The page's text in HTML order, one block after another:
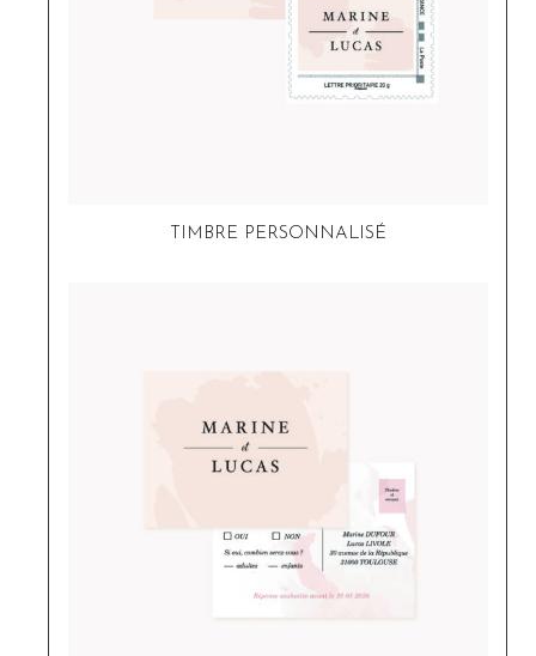
TIMBRE PERSONNALISÉ